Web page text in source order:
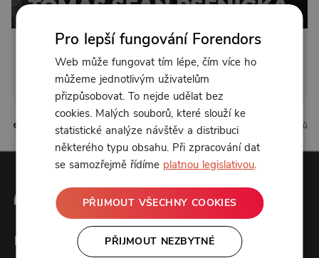
Od 164 Kč měsíčně
Klikněte pro odemčení
nebo sepřihlaste
14 líbí 1 komentářů
Forendors
Pro lepší fungování Forendors
Web může fungovat tím lépe, čím více ho
můžeme jednotlivým uživatelům
přizpůsobovat. To nejde udělat bez
cookies. Malých souborů, které slouží ke
statistické analýze návštěv a distribuci
některého typu obsahu. Při zpracování dat
se samozřejmě řídíme platnou legislativou.
PŘIJMOUT VŠECHNY COOKIES
PŘIJMOUT NEZBYTNÉ